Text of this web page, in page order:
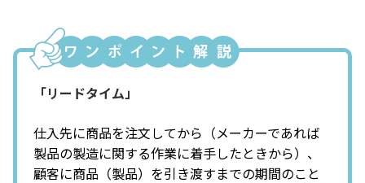
「リードタイム」
仕入先に商品を注文してから（メーカーであれば
製品の製造に関する作業に着手したときから）、
顧客に商品（製品）を引き渡すまでの期間のこと